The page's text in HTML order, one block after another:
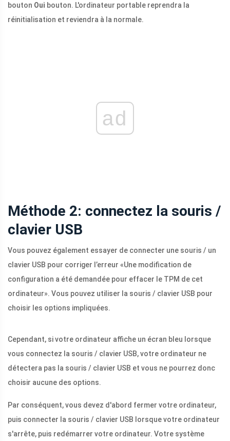
bouton Oui bouton. L'ordinateur portable reprendra la
réinitialisation et reviendra à la normale.
ad
Méthode 2: connectez la souris /
clavier USB
Vous pouvez également essayer de connecter une souris / un
clavier USB pour corriger l’erreur «Une modification de
configuration a été demandée pour effacer le TPM de cet
ordinateur». Vous pouvez utiliser la souris / clavier USB pour
choisir les options impliquées.
Cependant, si votre ordinateur affiche un écran bleu lorsque
vous connectez la souris / clavier USB, votre ordinateur ne
détectera pas la souris / clavier USB et vous ne pourrez donc
choisir aucune des options.
Par conséquent, vous devez d'abord fermer votre ordinateur,
puis connecter la souris / clavier USB lorsque votre ordinateur
s'arrête, puis redémarrer votre ordinateur. Votre système